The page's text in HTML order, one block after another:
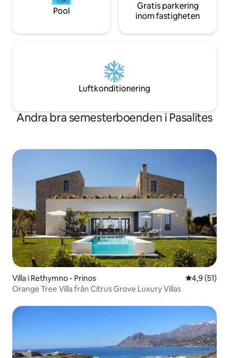
Pool
Gratis parkering
inom fastigheten
Luftkonditionering
Andra bra semesterboenden i Pasalites
Villa i Rethymno - Prinos 4,9 av 5 i
4,9 (51)
Orange Tree Villa från Citrus Grove Luxury Villas